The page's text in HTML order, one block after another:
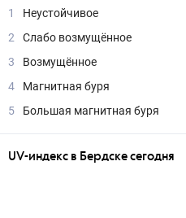
1
Неустойчивое
2
Слабо возмущённое
3
Возмущённое
4
Магнитная буря
5
Большая магнитная буря
UV-индекс в Бердске сегодня